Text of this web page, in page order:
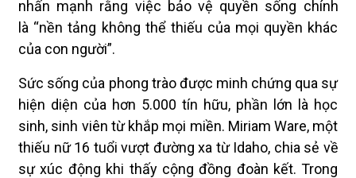
nhấn mạnh rằng việc bảo vệ quyền sống chính
là “nền tảng không thể thiếu của mọi quyền khác
của con người”.
Sức sống của phong trào được minh chứng qua sự
hiện diện của hơn 5.000 tín hữu, phần lớn là học
sinh, sinh viên từ khắp mọi miền. Miriam Ware, một
thiếu nữ 16 tuổi vượt đường xa từ Idaho, chia sẻ về
sự xúc động khi thấy cộng đồng đoàn kết. Trong